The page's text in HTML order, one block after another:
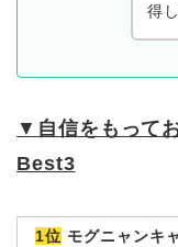
得
▼ 自信をもって
Best3
1位 モグニャンキ